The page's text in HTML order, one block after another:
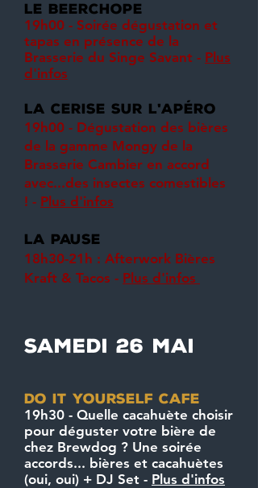
le beerchope
19h00 - Soirée dégustation et
tapas en présence de la
Brasserie du Singe Savant - Plus
d'infos
la cerise sur l'apéro
19h00 - Dégustation des bières
de la gamme Mongy de la
Brasserie Cambier en accord
avec...des insectes comestibles
! - Plus d'infos
LA PAUSE
18h30-21h : Afterwork Bières
Kraft & Tacos - Plus d'infos
samedi 26 mai
do it yourself cafe
19h30 - Quelle cacahuète choisir
pour déguster votre bière de
chez Brewdog ? Une soirée
accords... bières et cacahuètes
(oui, oui) + DJ Set - Plus d'infos